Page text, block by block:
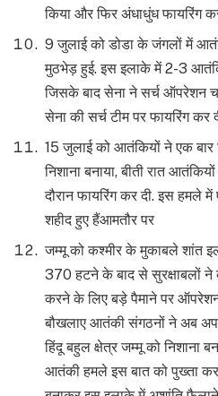
किया और फिर अंधाधुंध फायरिंग
9 जुलाई को डोडा के जंगलों में
मुठभेड़ हुई. इस इलाके में 2-3
जिसके बाद सेना ने सर्च ऑपरेशन
सेना की सर्च टीम पर फायरिंग कर
15 जुलाई को आतंकियों ने एक
निशाना बनाया, बीती रात
दौरान फायरिंग कर दी. इस हमले
शहीद हुए हैंआमतौर पर
जम्मू को कश्मीर के मुकाबले शांत
370 हटने के बाद से सुरक्षाबलों
करने के लिए बड़े पैमाने पर
बौखलाए आतंकी संगठनों ने अब
हिंदू बहुल क्षेत्र जम्मू को निशाना
आतंकी हमले इस बात को पुख्ता